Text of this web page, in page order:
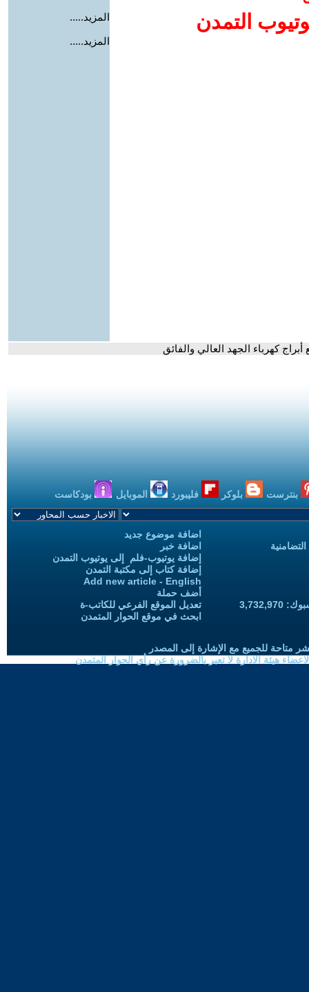
التمدن
المزيد.....
المزيد.....
كهرباء الجهد العالي والفائق
بنترست بلوكر فليبورد الموبايل بودكاست
اضافة موضوع جديد
اضافة خبر
إضافة يوتيوب-فلم إلى يوتيوب التمدن
إضافة كتاب إلى مكتبة التمدن
Add new article - English
أضف حملة
تعديل الموقع الفرعي للكاتب-ة
ابحث في موقع الحوار المتمدن
متاحة للجميع مع الإشارة إلى المصدر
هيئة الادارة لا تعبر بالضرورة عن رأي الحوار المتمدن